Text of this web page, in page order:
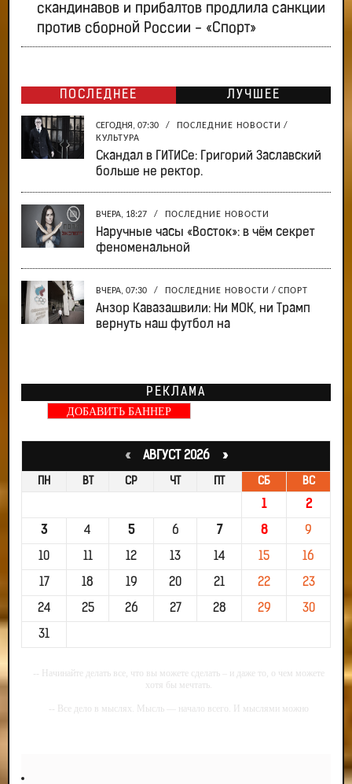
скандинавов и прибалтов продлила санкции
против сборной России - «Спорт»
ПОСЛЕДНЕЕ ЛУЧШЕЕ
СЕГОДНЯ, 07:30 / ПОСЛЕДНИЕ НОВОСТИ /
КУЛЬТУРА
Скандал в ГИТИСе: Григорий Заславский
больше не ректор.
ВЧЕРА, 18:27 / ПОСЛЕДНИЕ НОВОСТИ
Наручные часы «Восток»: в чём секрет
феноменальной
ВЧЕРА, 07:30 / ПОСЛЕДНИЕ НОВОСТИ / СПОРТ
Анзор Кавазашвили: Ни МОК, ни Трамп
вернуть наш футбол на
РЕКЛАМА
ДОБАВИТЬ БАННЕР
«АВГУСТ 2026 »
ПН ВТ СР ЧТ ПТ СБ ВС
1 2
3 4 5 6 7 8 9
10 11 12 13 14 15 16
17 18 19 20 21 22 23
24 25 26 27 28 29 30
31
-- Начинайте делать все, что вы можете сделать – и даже то, о чем можете
хотя бы мечтать.
-- Все дело в мыслях. Мысль — начало всего. И мыслями можно